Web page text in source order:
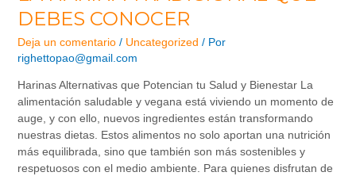
DEBES CONOCER
Deja un comentario / Uncategorized / Por
righettopao@gmail.com
Harinas Alternativas que Potencian tu Salud y Bienestar La
alimentación saludable y vegana está viviendo un momento de
auge, y con ello, nuevos ingredientes están transformando
nuestras dietas. Estos alimentos no solo aportan una nutrición
más equilibrada, sino que también son más sostenibles y
respetuosos con el medio ambiente. Para quienes disfrutan de